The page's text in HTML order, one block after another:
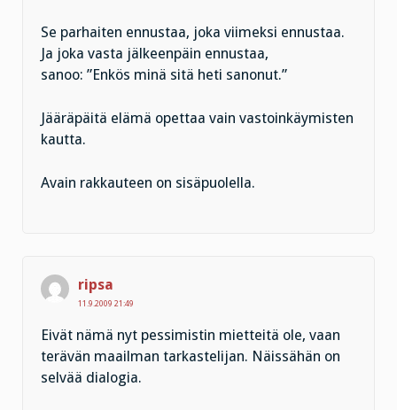
Se parhaiten ennustaa, joka viimeksi ennustaa.
Ja joka vasta jälkeenpäin ennustaa,
sanoo: ”Enkös minä sitä heti sanonut.”
Jääräpäitä elämä opettaa vain vastoinkäymisten
kautta.
Avain rakkauteen on sisäpuolella.
ripsa
11.9.2009 21:49
Eivät nämä nyt pessimistin mietteitä ole, vaan
terävän maailman tarkastelijan. Näissähän on
selvää dialogia.